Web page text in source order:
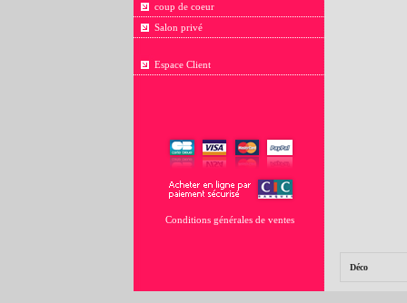
coup de coeur
Salon privé
Espace Client
Conditions générales de ventes
Déco